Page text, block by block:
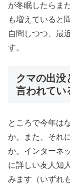
が冬眠したらま
も増えていると
自問しつつ、最
す。
クマの出没
言われてい
ところで今年は
か。また、それ
か。インターネ
に詳しい友人知
みます（いずれ